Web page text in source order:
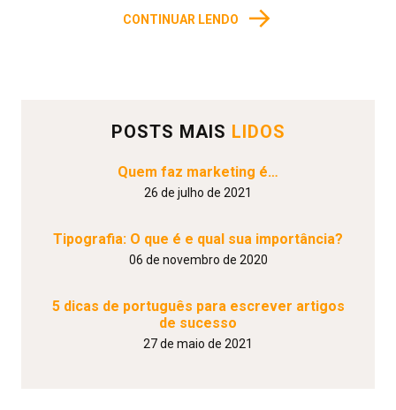
CONTINUAR LENDO →
POSTS MAIS LIDOS
Quem faz marketing é…
26 de julho de 2021
Tipografia: O que é e qual sua importância?
06 de novembro de 2020
5 dicas de português para escrever artigos
de sucesso
27 de maio de 2021